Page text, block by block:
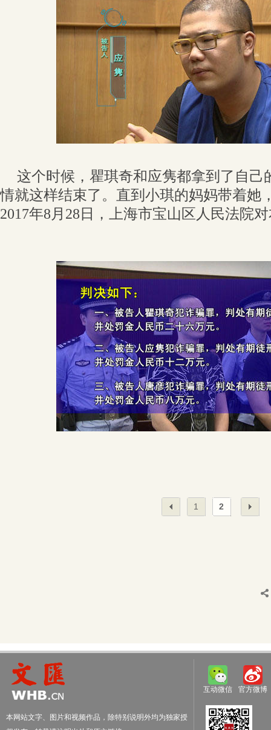
这个时候，瞿琪奇和应隽都拿到了自己
情就这样结束了。直到小琪的妈妈带着她
2017年8月28日，上海市宝山区人民法院
1 2
本网站文字、图片和视频作品，除特别说明外均为独家授
互动微信 官方微博